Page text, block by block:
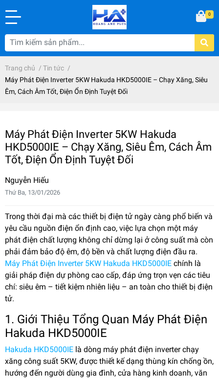
0
Trang chủ / Tin tức /
Máy Phát Điện Inverter 5KW Hakuda HKD5000IE – Chạy Xăng, Siêu
Êm, Cách Âm Tốt, Điện Ổn Định Tuyệt Đối
Máy Phát Điện Inverter 5KW Hakuda
HKD5000IE – Chạy Xăng, Siêu Êm, Cách Âm
Tốt, Điện Ổn Định Tuyệt Đối
Nguyễn Hiếu
Thứ Ba, 13/01/2026
Trong thời đại mà các thiết bị điện tử ngày càng phổ biến và
yêu cầu nguồn điện ổn định cao, việc lựa chọn một máy
phát điện chất lượng không chỉ dừng lại ở công suất mà còn
phải đảm bảo độ êm, độ bền và chất lượng điện đầu ra.
Máy Phát Điện Inverter 5KW Hakuda HKD5000IE chính là
giải pháp điện dự phòng cao cấp, đáp ứng trọn vẹn các tiêu
chí: siêu êm – tiết kiệm nhiên liệu – an toàn cho thiết bị điện
tử.
1. Giới Thiệu Tổng Quan Máy Phát Điện
Hakuda HKD5000IE
Hakuda HKD5000IE là dòng máy phát điện inverter chạy
xăng công suất 5KW, được thiết kế dạng thùng kín chống ồn,
hướng đến người dùng gia đình, cửa hàng kinh doanh, văn